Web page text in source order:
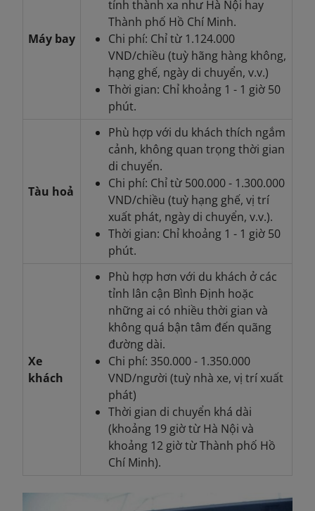
Máy bay
tỉnh thành xa như Hà Nội hay
Thành phố Hồ Chí Minh.
Chi phí: Chỉ từ 1.124.000
VND/chiều (tuỳ hãng hàng không,
hạng ghế, ngày di chuyển, v.v.)
Thời gian: Chỉ khoảng 1 - 1 giờ 50
phút.
Tàu hoả
Phù hợp với du khách thích ngắm
cảnh, không quan trọng thời gian
di chuyển.
Chi phí: Chỉ từ 500.000 - 1.300.000
VND/chiều (tuỳ hạng ghế, vị trí
xuất phát, ngày di chuyển, v.v.).
Thời gian: Chỉ khoảng 1 - 1 giờ 50
phút.
Xe
khách
Phù hợp hơn với du khách ở các
tỉnh lân cận Bình Định hoặc
những ai có nhiều thời gian và
không quá bận tâm đến quãng
đường dài.
Chi phí: 350.000 - 1.350.000
VND/người (tuỳ nhà xe, vị trí xuất
phát)
Thời gian di chuyển khá dài
(khoảng 19 giờ từ Hà Nội và
khoảng 12 giờ từ Thành phố Hồ
Chí Minh).